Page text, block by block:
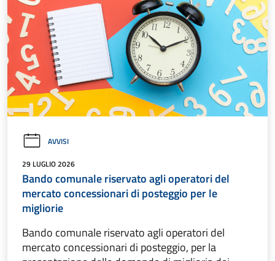
AVVISI
29 LUGLIO 2026
Bando comunale riservato agli operatori del
mercato concessionari di posteggio per le
migliorie
Bando comunale riservato agli operatori del
mercato concessionari di posteggio, per la